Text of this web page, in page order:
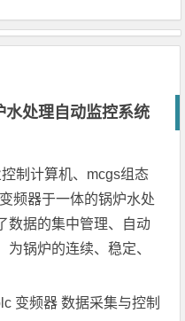
处理自动监控系统
制计算机、mcgs组态
频器于一体的锅炉水处
数据的集中管理、自动
锅炉的连续、稳定、
变频器 数据采集与控制